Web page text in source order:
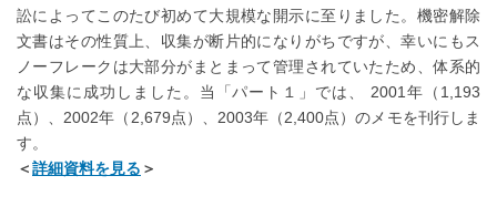
訟によってこのたび初めて大規模な開示に至りました。機密解除
文書はその性質上、収集が断片的になりがちですが、幸いにもス
ノーフレークは大部分がまとまって管理されていたため、体系的
な収集に成功しました。当「パート１」では、 2001年（1,193
点）、2002年（2,679点）、2003年（2,400点）のメモを刊行しま
す。
＜詳細資料を見る ＞